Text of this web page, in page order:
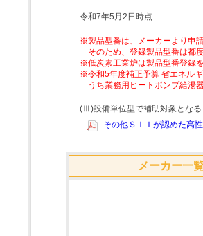
令和7年5月2日時点
※製品型番は、メーカーより申
そのため、登録製品型番は都
※低炭素工業炉は製品型番登録
※令和5年度補正予算 省エネル
うち業務用ヒートポンプ給湯
(Ⅲ)設備単位型で補助対象とな
その他ＳＩＩが認めた高
メーカー一